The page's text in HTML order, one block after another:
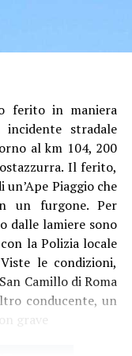
00:00
al tavolo con
due motivi
o si chiude
di licenziamento
e qui serve
usando, in
ferito in maniera
stradale
al km 104, 200
Il ferito,
Piaggio che
un furgone. Per
dalle lamiere sono
la Polizia locale
le condizioni,
Camillo di Roma
conducente, un
grave